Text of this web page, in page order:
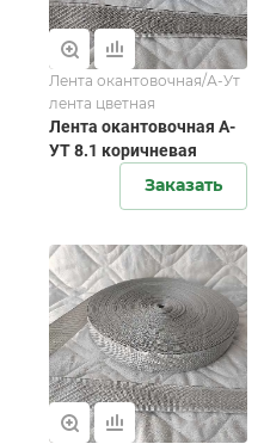
Лента окантовочная/А-Ут
лента цветная
Лента окантовочная А-
УТ 8.1 коричневая
Заказать